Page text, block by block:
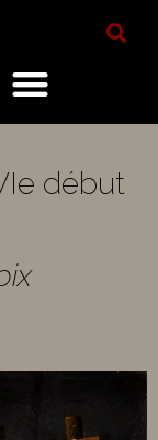
début